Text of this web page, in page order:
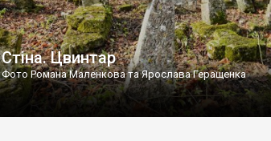
Стіна. Цвинтар
Фото Романа Маленкова та Ярослава Геращенка